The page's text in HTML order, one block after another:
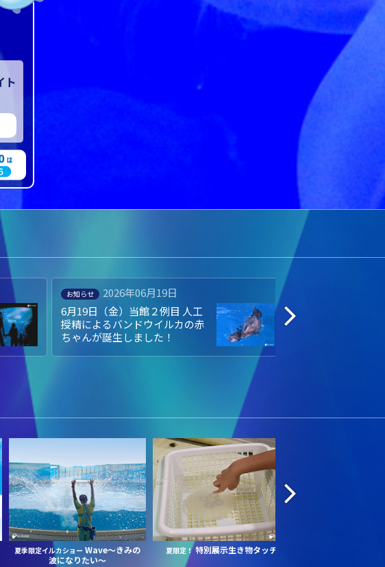
ト
募集中
2026年04月16日
えのすい会員LINE はじめまし
た！
夏季限定イルカショー Wave～きみの
波になりたい～
夏限定！特別展示生き物タッチ